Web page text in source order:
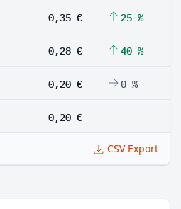
0,35 € 25 %
0,28 € 40 %
0,20 € 0 %
0,20 €
CSV Export